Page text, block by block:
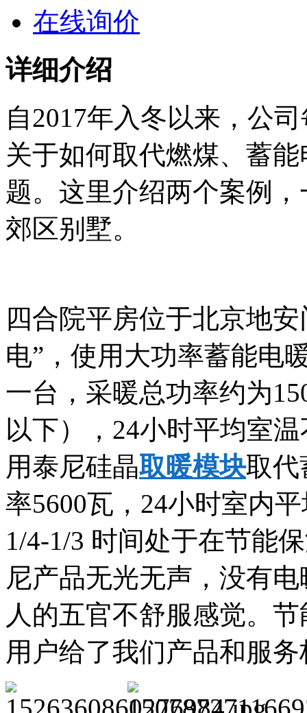
在线询价
详细介绍
自2017年入冬以来，公
关于如何取代燃煤、蓄
题。这里介绍两个案例
郊区别墅。
四合院平房位于北京地
电”，使用大功率蓄能电
一台，采暖总功率约为
以下），24小时平均室
用泰尼硅晶取暖模块取代
率5600瓦，24小时室内
1/4-1/3 时间处于在节能
尼产品无光无声，没有
人的五官不舒服感觉。
用户给了我们产品和服